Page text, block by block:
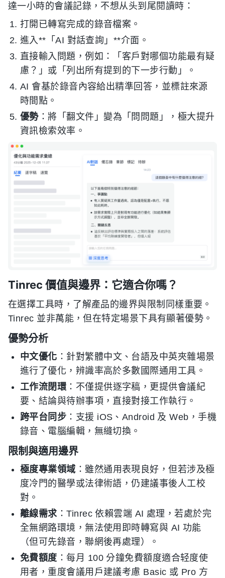
達一小時的會議記錄，不想从头到尾閱讀時：
打開已轉寫完成的錄音檔案。
進入**「AI 對話查詢」**介面。
直接輸入問題，例如：「客戶對哪個功能最有疑
慮？」或「列出所有提到的下一步行動」。
AI 會基於錄音內容給出精準回答，並標註來源
時間點。
優勢：將「翻文件」變為「問問題」，極大提升
資訊檢索效率。
Tinrec 價值與邊界：它適合你嗎？
在選擇工具時，了解產品的邊界與限制同樣重要。
Tinrec 並非萬能，但在特定場景下具有顯著優勢。
優勢分析
中文優化 ：針對繁體中文、台語及中英夾雜場景
進行了優化，辨識率高於多數國際通用工具。
工作流閉環 ：不僅提供逐字稿，更提供會議紀
要、結論與待辦事項，直接對接工作執行。
跨平台同步 ：支援 iOS、Android 及 Web，手機
錄音、電腦編輯，無縫切換。
限制與適用邊界
極度專業領域 ：雖然通用表現良好，但若涉及極
度冷門的醫學或法律術語，仍建議事後人工校
對。
離線需求：Tinrec 依賴雲端 AI 處理，若處於完
全無網路環境，無法使用即時轉寫與 AI 功能
（但可先錄音，聯網後再處理）。
免費額度 ：每月 100 分鐘免費額度適合轻度使
用者，重度會議用戶建議考慮 Basic 或 Pro 方